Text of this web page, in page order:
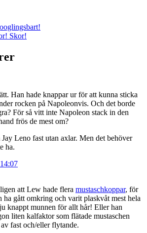
Skor!
Han hade knappar ur för att kunna sticka
rocken på Napoleonvis. Och det borde
För så vitt inte Napoleon stack in den
frös de mest om?
Leno fast utan axlar. Men det behöver
ha.
att Lew hade flera mustaschkoppar, för
ha gått omkring och varit plaskvåt mest hela
knappt munnen för allt hår! Eller han
liten kalfaktor som flätade mustaschen
fast och/eller flytande.